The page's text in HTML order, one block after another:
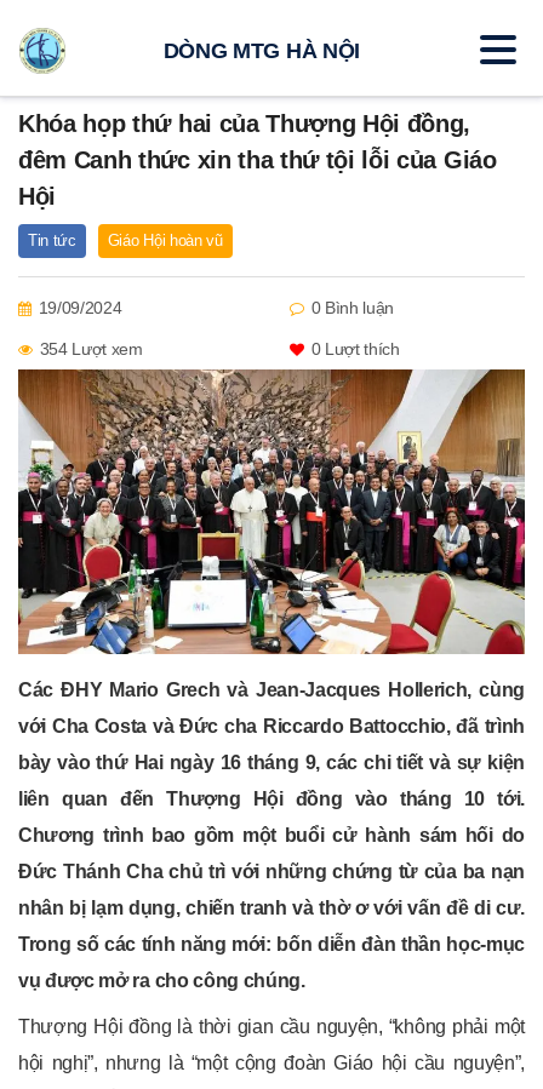
Khóa họp thứ hai của Thượng Hội đồng,
đêm Canh thức xin tha thứ tội lỗi của Giáo
Hội
Tin tức Giáo Hội hoàn vũ
19/09/2024 0 Bình luận
354 Lượt xem 0Lượt thích
Các ĐHY Mario Grech và Jean-Jacques Hollerich, cùng
với Cha Costa và Đức cha Riccardo Battocchio, đã trình
bày vào thứ Hai ngày 16 tháng 9, các chi tiết và sự kiện
liên quan đến Thượng Hội đồng vào tháng 10 tới.
Chương trình bao gồm một buổi cử hành sám hối do
Đức Thánh Cha chủ trì với những chứng từ của ba nạn
nhân bị lạm dụng, chiến tranh và thờ ơ với vấn đề di cư.
Trong số các tính năng mới: bốn diễn đàn thần học-mục
vụ được mở ra cho công chúng.
Thượng Hội đồng là thời gian cầu nguyện, “không phải một
hội nghị”, nhưng là “một cộng đoàn Giáo hội cầu nguyện”,
DÒNG MTG HÀ NỘI